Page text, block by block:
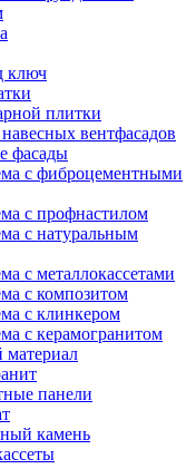
ключ
плитки
вентфасадов
фасады
с фиброцементными
с профнастилом
с натуральным
с металлокассетами
с композитом
с клинкером
с керамогранитом
панели
камень